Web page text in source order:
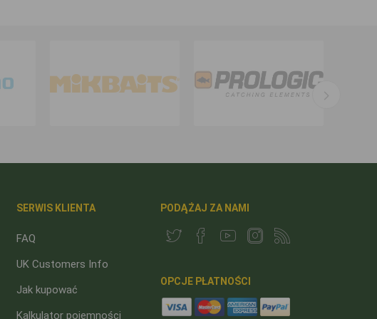
SERWIS KLIENTA
FAQ
UK Customers Info
Jak kupować
Kalkulator pojemności
PODĄŻAJ ZA NAMI
OPCJE PŁATNOŚCI